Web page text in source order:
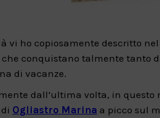
vi ho copiosamente descritto
che conquistano talmente tanto
di vacanze.
dall’ultima volta, in questo
Ogliastro Marina a picco sul